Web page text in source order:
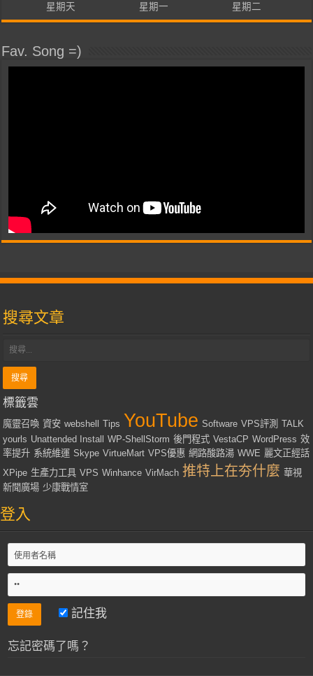
星期天 星期一 星期二
Fav. Song =)
搜尋文章
標籤雲
魔靈召喚 資安 webshell Tips YouTube Software VPS評測 TALK
yourls Unattended Install WP-ShellStorm 後門程式 VestaCP WordPress 效
率提升 系統維運 Skype VirtueMart VPS優惠 網路酸路湯 WWE 麗文正經話
XPipe 生產力工具 VPS Winhance VirMach 推特上在夯什麼 華視
新聞廣場 少康戰情室
登入
記住我
忘記密碼了嗎？